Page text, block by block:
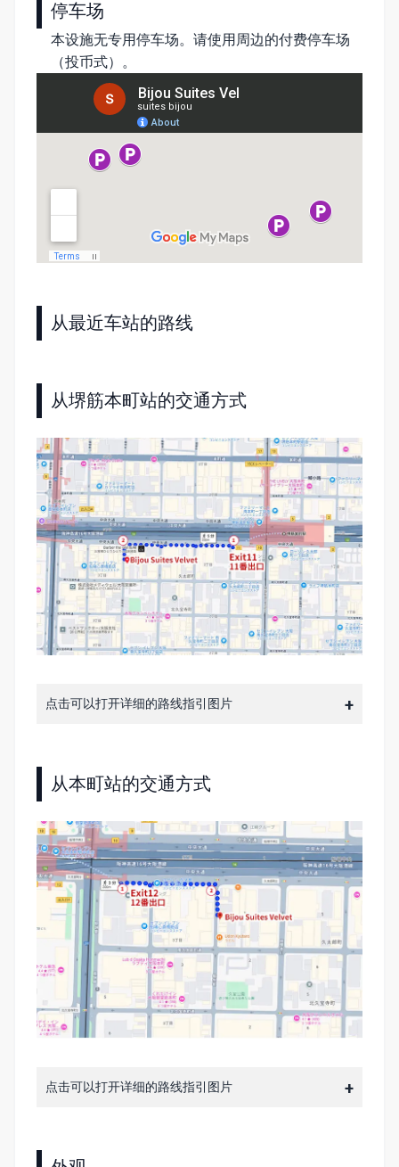
停车场
本设施无专用停车场。请使用周边的付费停车场
（投币式）。
从最近车站的路线
从堺筋本町站的交通方式
点击可以打开详细的路线指引图片
从本町站的交通方式
点击可以打开详细的路线指引图片